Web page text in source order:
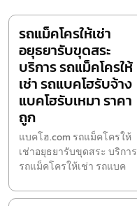
รถแม็คโครให้เช่า
อยุธยารับขุดสระ
บริการ รถแม็คโครให้
เช่า รถแบคโฮรับจ้าง
แบคโฮรับเหมา ราคา
ถูก
แบคโฮ.com รถแม็คโครให้
เช่าอยุธยารับขุดสระ บริการ
รถแม็คโครให้เช่า รถแบค